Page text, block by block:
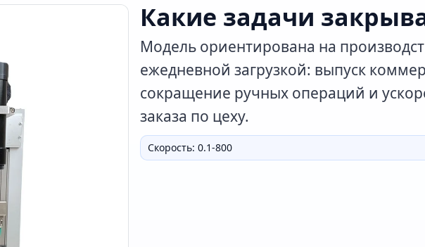
Какие задачи
Модель ориентирована на
ежедневной загрузкой: выпуск
сокращение ручных операций и
заказа по цеху.
Скорость: 0.1-800